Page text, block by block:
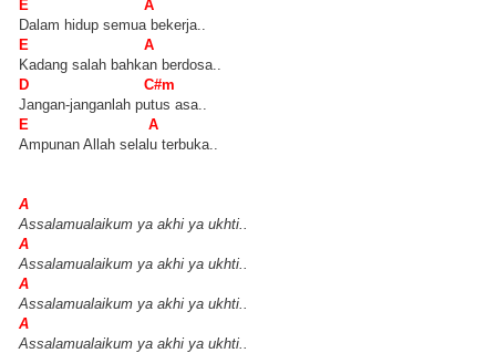
E A
Dalam hidup semua bekerja..
E A
Kadang salah bahkan berdosa..
D C#m
Jangan-janganlah putus asa..
E A
Ampunan Allah selalu terbuka..
A
Assalamualaikum ya akhi ya ukhti..
A
Assalamualaikum ya akhi ya ukhti..
A
Assalamualaikum ya akhi ya ukhti..
A
Assalamualaikum ya akhi ya ukhti..